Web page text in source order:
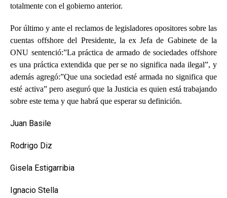
totalmente con el gobierno anterior.
Por último y ante el reclamos de legisladores opositores sobre las
cuentas offshore del Presidente, la ex Jefa de Gabinete de la
ONU sentenció:”La práctica de armado de sociedades offshore
es una práctica extendida que per se no significa nada ilegal”, y
además agregó:”Que una sociedad esté armada no significa que
esté activa” pero aseguró que la Justicia es quien está trabajando
sobre este tema y que habrá que esperar su definición.
Juan Basile
Rodrigo Diz
Gisela Estigarribia
Ignacio Stella